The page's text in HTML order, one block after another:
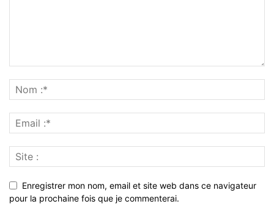
Enregistrer mon nom, email et site web dans ce navigateur
pour la prochaine fois que je commenterai.